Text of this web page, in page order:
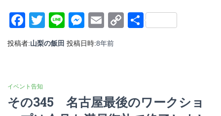
Facebook
Twitter
LineMessenger
EmailCopy
共
投稿者:山梨の飯田 投稿日時:8年前
イベント告知
その345 名古屋最後のワークショ